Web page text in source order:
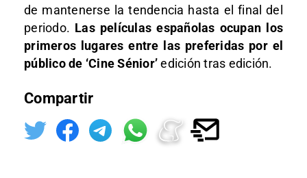
de mantenerse la tendencia hasta el final del
periodo. Las películas españolas ocupan los
primeros lugares entre las preferidas por el
público de ‘Cine Sénior’edición tras edición.
Compartir